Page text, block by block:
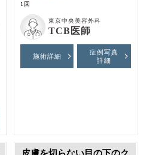
1回
東京中央美容外科
TCB医師
施術詳細
症例写真
詳細
皮膚を切らない目の下のク